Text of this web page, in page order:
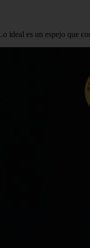
ideal es un espejo que